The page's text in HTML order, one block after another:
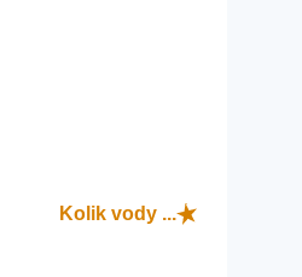
Kolik vody ...